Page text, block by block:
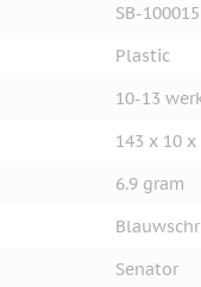
SB-100015
Plastic
10-13
143 x 10
6.9 gram
Senator